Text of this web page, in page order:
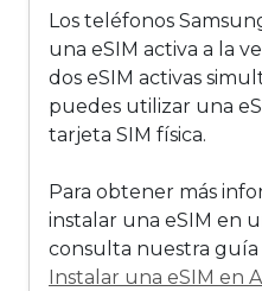
Los teléfonos
una eSIM activa a la
dos eSIM activas
puedes utilizar una
tarjeta SIM física.
Para obtener más
instalar una eSIM en
consulta nuestra guía
Instalar una eSIM en